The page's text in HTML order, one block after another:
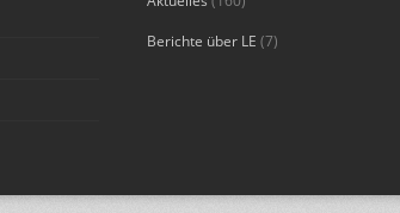
Berichte über LE (7)